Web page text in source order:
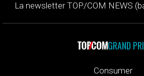
La newsletter TOP/COM NEWS
GRAND
Consumer